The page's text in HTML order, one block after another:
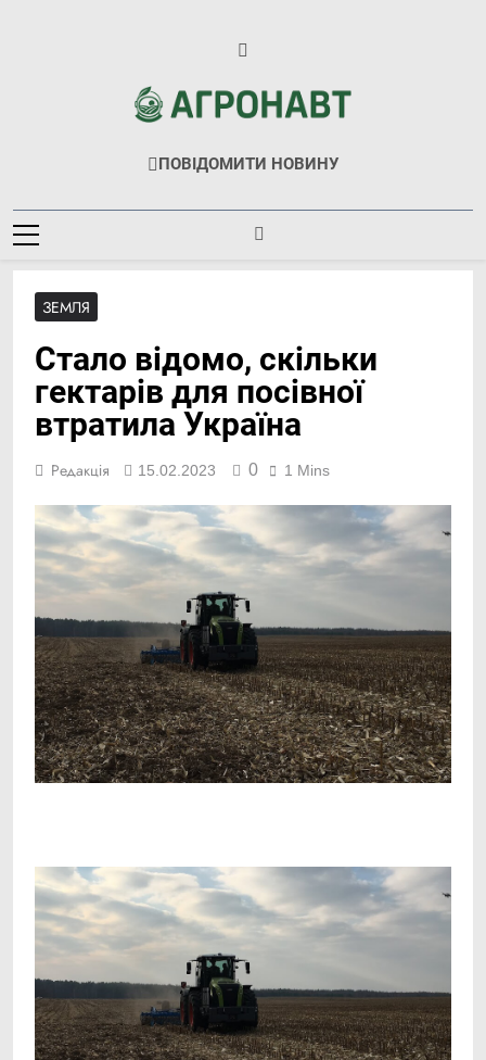
Агронавт
Новини Українського Агробізнесу
ПОВІДОМИТИ НОВИНУ
ЗЕМЛЯ
Стало відомо, скільки
гектарів для посівної
втратила Україна
Редакція 15.02.2023 0 1 Mins
Link